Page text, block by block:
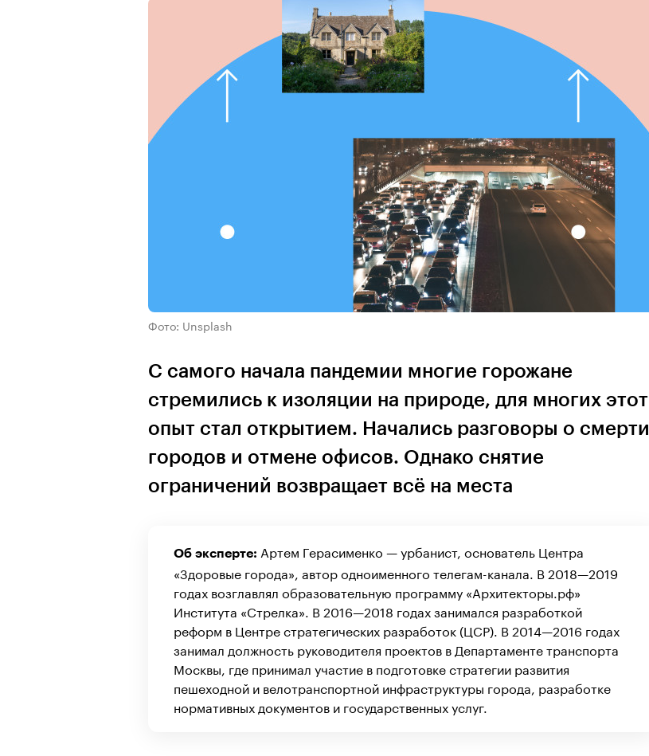
Фото: Unsplash
С самого начала пандемии многие горожане
стремились к изоляции на природе, для многих этот
опыт стал открытием. Начались разговоры о смерти
городов и отмене офисов. Однако снятие
ограничений возвращает всё на места
Об эксперте: Артем Герасименко — урбанист, основатель Центра
«Здоровые города», автор одноименного телегам-канала. В 2018—2019
годах возглавлял образовательную программу «Архитекторы.рф»
Института «Стрелка». В 2016—2018 годах занимался разработкой
реформ в Центре стратегических разработок (ЦСР). В 2014—2016 годах
занимал должность руководителя проектов в Департаменте транспорта
Москвы, где принимал участие в подготовке стратегии развития
пешеходной и велотранспортной инфраструктуры города, разработке
нормативных документов и государственных услуг.